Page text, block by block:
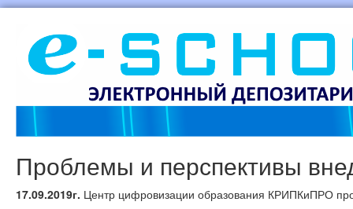
Проблемы и перспективы
17.09.2019г. Центр цифровизации образования КРИПКиПРО